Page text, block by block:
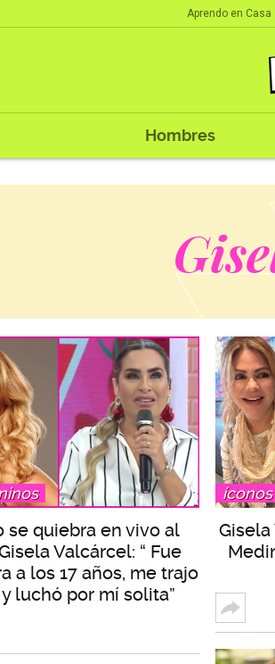
Aprendo en Casa
Hombres
se quiebra en vivo al
Valcárcel: “ Fue
a los 17 años, me trajo
luchó por mí solita”